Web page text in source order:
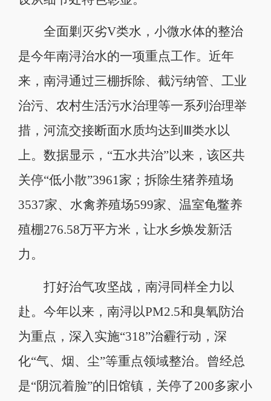
全面剿灭劣V类水，小微水体的整治
是今年南浔治水的一项重点工作。近年
来，南浔通过三棚拆除、截污纳管、工业
治污、农村生活污水治理等一系列治理举
措，河流交接断面水质均达到Ⅲ类水以
上。数据显示，“五水共治”以来，该区共
关停“低小散”3961家；拆除生猪养殖场
3537家、水禽养殖场599家、温室龟鳖养
殖棚276.58万平方米，让水乡焕发新活
力。
打好治气攻坚战，南浔同样全力以
赴。今年以来，南浔以PM2.5和臭氧防治
为重点，深入实施“318”治霾行动，深
化“气、烟、尘”等重点领域整治。曾经总
是“阴沉着脸”的旧馆镇，关停了200多家小